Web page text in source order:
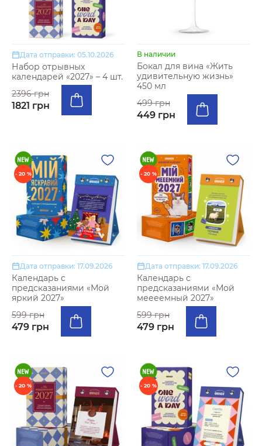
Дата отправки: 05.10.2026
Набор отрывных
календарей «2027» – 4 шт.
2396 грн
1821 грн
В наличии
Бокал для вина «Жить
удивительную жизнь»
450 мл
499 грн
449 грн
- 20 %
Дата отправки: 17.09.2026
Календарь с
предсказаниями «Мой
яркий 2027»
599 грн
479 грн
- 20 %
Дата отправки: 17.09.2026
Календарь с
предсказаниями «Мой
меееемный 2027»
599 грн
479 грн
- 20 % - 20 %